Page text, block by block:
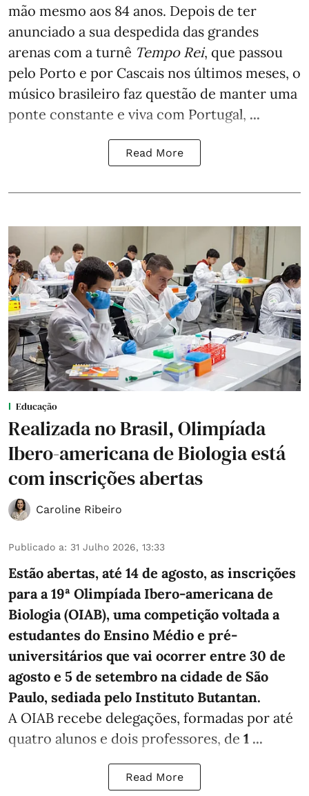
mão mesmo aos 84 anos. Depois de ter
anunciado a sua despedida das grandes
arenas com a turnê Tempo Rei, que passou
pelo Porto e por Cascais nos últimos meses, o
músico brasileiro faz questão de manter uma
ponte constante e viva com Portugal, ...
Read More
Educação
Realizada no Brasil, Olimpíada
Ibero-americana de Biologia está
com inscrições abertas
Caroline Ribeiro
Publicado a: 31 Julho 2026, 13:33
Estão abertas, até 14 de agosto, as inscrições
para a 19ª Olimpíada Ibero-americana de
Biologia (OIAB), uma competição voltada a
estudantes do Ensino Médio e pré-
universitários que vai ocorrer entre 30 de
agosto e 5 de setembro na cidade de São
Paulo, sediada pelo Instituto Butantan.
A OIAB recebe delegações, formadas por até
quatro alunos e dois professores, de 1 ...
Read More